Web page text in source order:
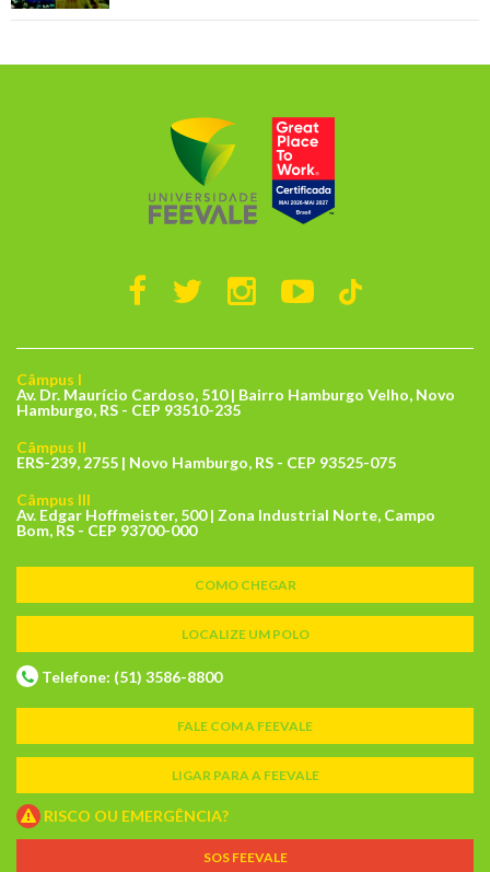
Câmpus I
Av. Dr. Maurício Cardoso, 510 | Bairro Hamburgo Velho, Novo
Hamburgo, RS - CEP 93510-235
Câmpus II
ERS-239, 2755 | Novo Hamburgo, RS - CEP 93525-075
Câmpus III
Av. Edgar Hoffmeister, 500 | Zona Industrial Norte, Campo
Bom, RS - CEP 93700-000
COMO CHEGAR
LOCALIZE UM POLO
Telefone: (51) 3586-8800
FALE COM A FEEVALE
LIGAR PARA A FEEVALE
RISCO OU EMERGÊNCIA?
SOS FEEVALE